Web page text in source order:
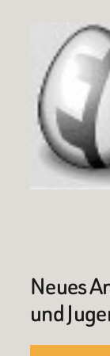
springen
Neues
und